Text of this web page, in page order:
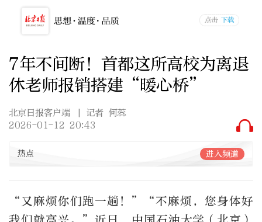
7年不间断！首都这所高校为离退
休老师报销搭建“暖心桥”
北京日报客户端
| 记者 何蕊
2026-01-12 20:43
热点 进入频道
“ 又麻烦你们跑一趟！ ”“不麻烦，您身体好